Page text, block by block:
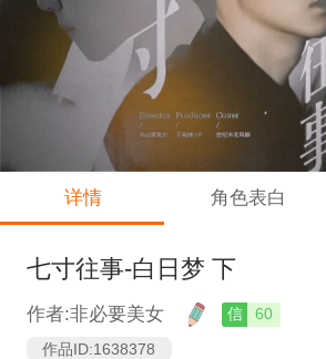
详情 角色表白
七寸往事-白日梦 下
作者:非必要美女 信
60
作品ID:1638378